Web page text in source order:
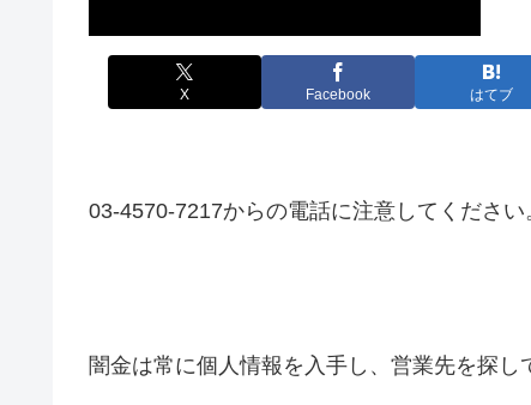
X Facebook はてブ
03-4570-7217からの電話に注意してください
闇金は常に個人情報を入手し、営業先を探し